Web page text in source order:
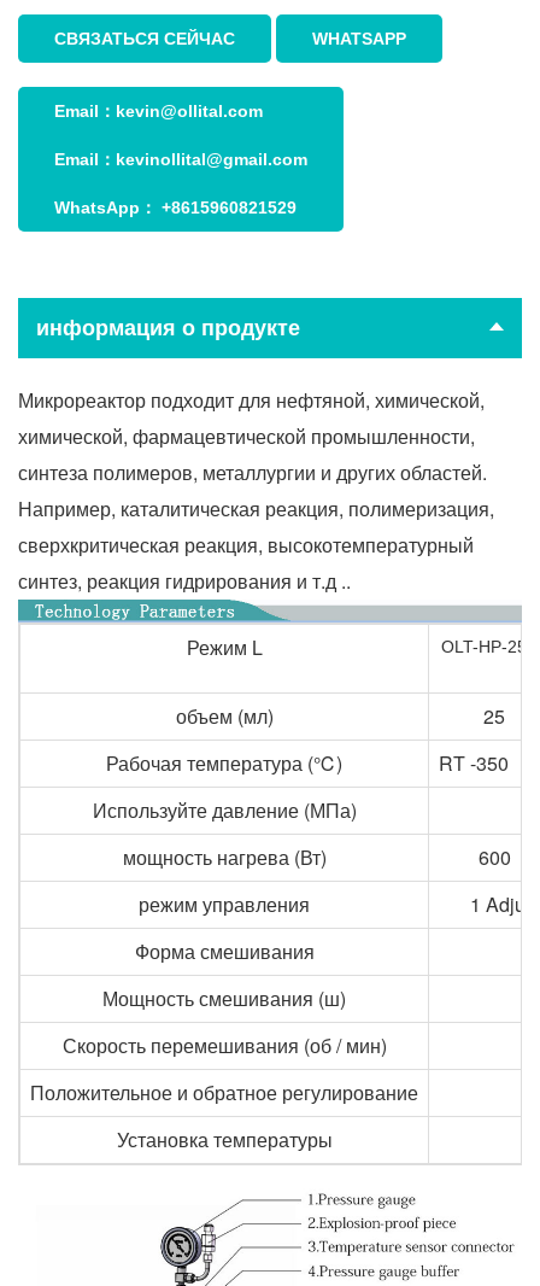
СВЯЗАТЬСЯ СЕЙЧАС WHATSAPP
Email： kevin@ollital.com
Email： kevinollital@gmail.com
WhatsApp： +8615960821529
информация о продукте
Микрореактор подходит для нефтяной, химической,
химической, фармацевтической промышленности,
синтеза полимеров, металлургии и других областей.
Например, каталитическая реакция, полимеризация,
сверхкритическая реакция, высокотемпературный
синтез, реакция гидрирования и т.д ..
Режим L OLT-HP-
объем (мл)
25
Рабочая температура (℃)
RT-350
Используйте давление (МПа)
мощность нагрева (Вт)
600
режим управления
1
Форма смешивания
Мощность смешивания (ш)
Скорость перемешивания (об / мин)
Положительное и обратное регулирование
Установка температуры